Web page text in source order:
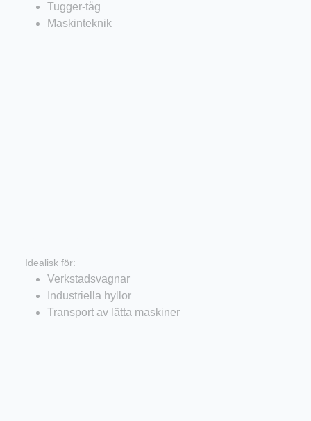
Tugger-tåg
Maskinteknik
Idealisk för:
Verkstadsvagnar
Industriella hyllor
Transport av lätta maskiner